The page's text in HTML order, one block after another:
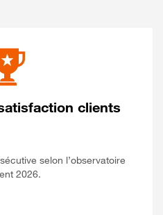
clients
selon l’observatoire
2026.